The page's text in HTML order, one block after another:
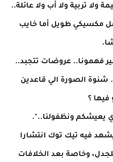
تربية ولا أب ولا عائلة..
مكسيكي طويل أما خايب
فهمونا.. عروضات تتجبد..
شنوة الصورة الي قاعدين
؟
يعيشكم ونظفولنا..".
فيه تيك توك انتشارا
وخاصة بعد الخلافات